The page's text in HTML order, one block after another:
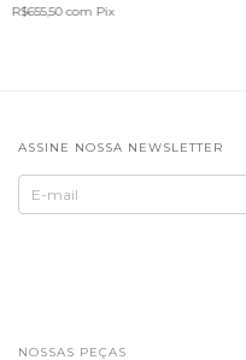
R$655,50com Pix
ASSINE NOSSA NEWSLETTER
NOSSAS PEÇAS